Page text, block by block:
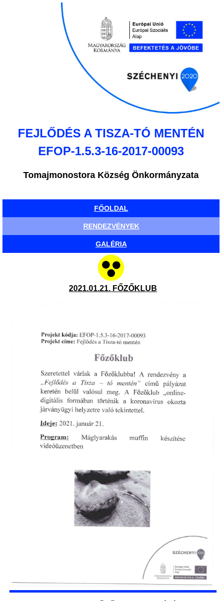
FEJLŐDÉS A TISZA-TÓ MENTÉN
EFOP-1.5.3-16-2017-00093
Tomajmonostora Község Önkormányzata
FŐOLDAL
RENDEZVÉNYEK
GALÉRIA
2021.01.21. FŐZŐKLUB